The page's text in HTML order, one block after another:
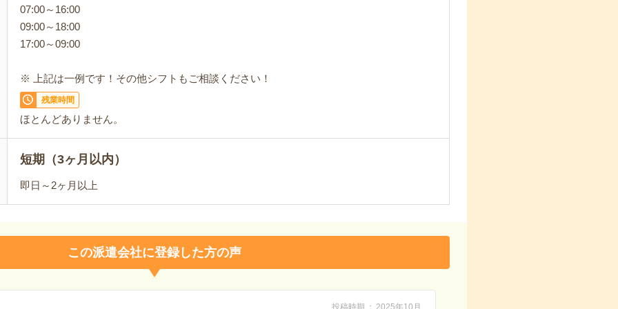
07:00～16:00
09:00～18:00
17:00～09:00
※ 上記は一例です！その他シフトもご相談ください！
残業時間
ほとんどありません。
短期（3ヶ月以内）
即日～2ヶ月以上
この派遣会社に登録した方の声
投稿時期 2025年10月